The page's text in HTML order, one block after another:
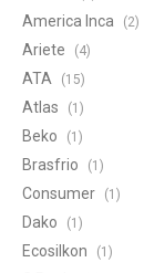
America Inca (2)
Ariete (4)
ATA (15)
Atlas (1)
Beko (1)
Brasfrio (1)
Consumer (1)
Dako (1)
Ecosilkon (1)